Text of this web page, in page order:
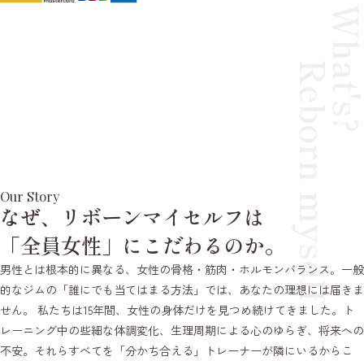
Our Story
なぜ、リボーンマイセルフは
「全員女性」にこだわるのか。
男性とは根本的に異なる、女性の骨格・筋肉・ホルモンバランス。一般
的なジムの「誰にでも当てはまる方法」では、あなたの理想には届きま
せん。 私たちは15年間、女性の身体だけを見つめ続けてきました。ト
レーニング中の些細な体調変化、生理周期による心のゆらぎ、将来への
不安。それらすべてを「分かち合える」トレーナーが隣にいるからこ